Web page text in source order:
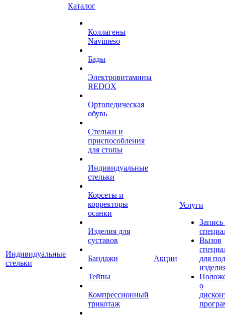
Индивидуальные
стельки
Каталог
Коллагены
Navimeso
Бады
Электровитамины
REDOX
Ортопедическая
обувь
Стельки и
приспособления
для стопы
Индивидуальные
стельки
Корсеты и
корректоры
осанки
Изделия для
суставов
Бандажи
Тейпы
Компрессионный
трикотаж
Акции
Услуги
Запись
Вызов
для
о